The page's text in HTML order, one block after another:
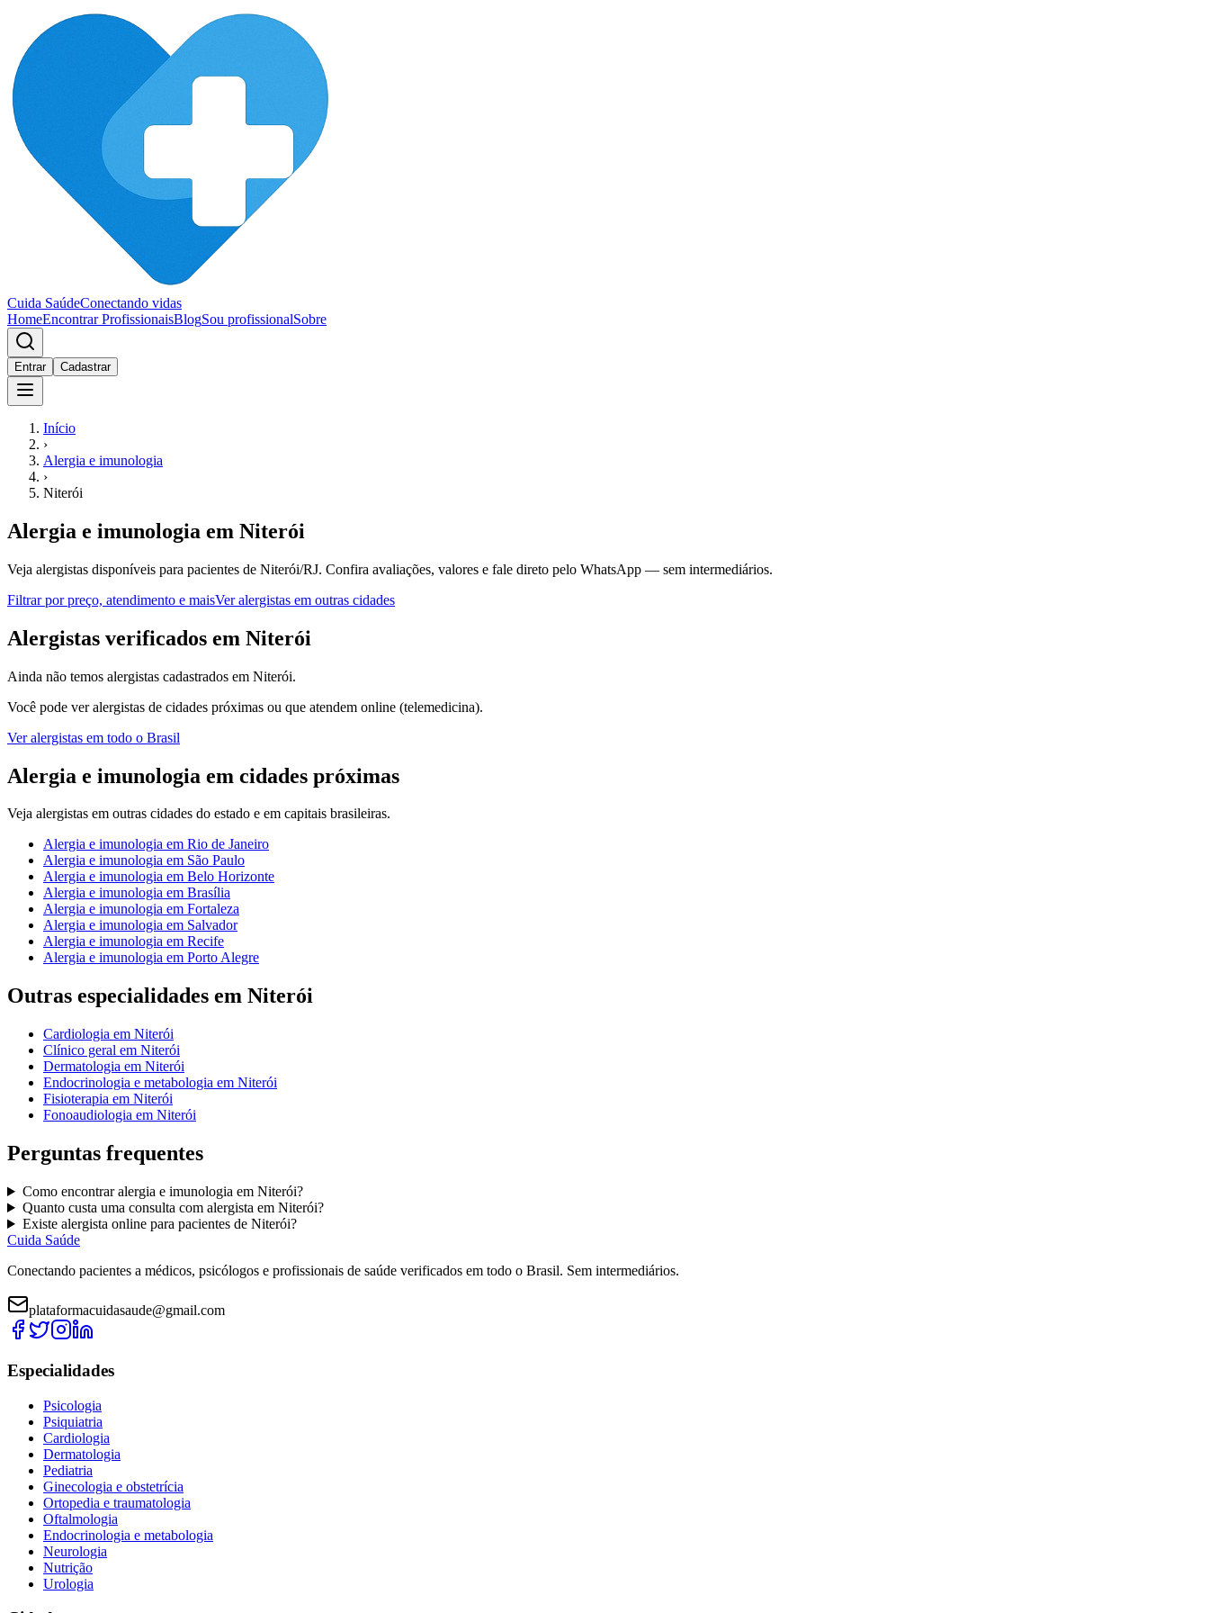
Cuida SaúdeConectando vidas
HomeEncontrar ProfissionaisBlogSou profissionalSobre
Entrar Cadastrar
Início
›
Alergia e imunologia
›
Niterói
Alergia e imunologia em Niterói
Veja alergistas disponíveis para pacientes de Niterói/RJ. Confira avaliações, valores e fale direto pelo WhatsApp — sem intermediários.
Filtrar por preço, atendimento e maisVeralergistas em outras cidades
Alergistas verificados em Niterói
Ainda não temos alergistas cadastrados em Niterói.
Você pode veralergistas de cidades próximas ou que atendem online (telemedicina).
Veralergistas em todo o Brasil
Alergia e imunologia em cidades próximas
Veja alergistas em outras cidades do estado e em capitais brasileiras.
Alergia e imunologia em Rio de Janeiro
Alergia e imunologia em São Paulo
Alergia e imunologia em Belo Horizonte
Alergia e imunologia em Brasília
Alergia e imunologia em Fortaleza
Alergia e imunologia em Salvador
Alergia e imunologia em Recife
Alergia e imunologia em Porto Alegre
Outras especialidades em Niterói
Cardiologia em Niterói
Clínico geral em Niterói
Dermatologia em Niterói
Endocrinologia e metabologia em Niterói
Fisioterapia em Niterói
Fonoaudiologia em Niterói
Perguntas frequentes
Como encontraralergia e imunologia em Niterói?
Quanto custa uma consulta com alergista em Niterói?
Existe alergista online para pacientes de Niterói?
Cuida Saúde
Conectando pacientes a médicos, psicólogos e profissionais de saúde verificados em todo o Brasil. Sem intermediários.
plataformacuidasaude@gmail.com
Especialidades
Psicologia
Psiquiatria
Cardiologia
Dermatologia
Pediatria
Ginecologia e obstetrícia
Ortopedia e traumatologia
Oftalmologia
Endocrinologia e metabologia
Neurologia
Nutrição
Urologia